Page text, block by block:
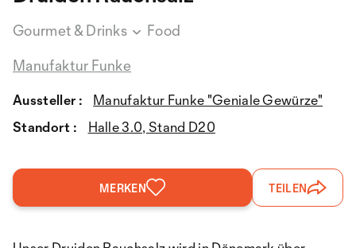
Gourmet & Drinks
Food
Manufaktur Funke
Aussteller :
Manufaktur Funke "Geniale Gewürze"
Standort :
Halle 3.0, Stand D20
MERKEN TEILEN